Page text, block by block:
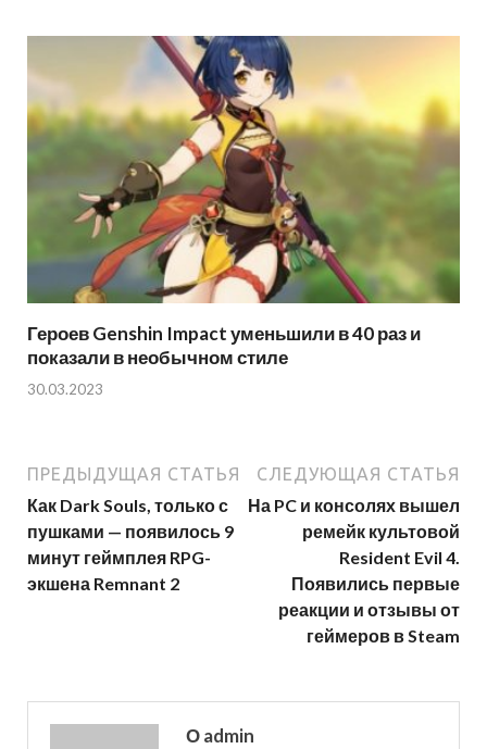
Героев Genshin Impact уменьшили в 40 раз и
показали в необычном стиле
30.03.2023
ПРЕДЫДУЩАЯ СТАТЬЯ
Как Dark Souls, только с
пушками — появилось 9
минут геймплея RPG-
экшена Remnant 2
СЛЕДУЮЩАЯ СТАТЬЯ
На PC и консолях вышел
ремейк культовой
Resident Evil 4.
Появились первые
реакции и отзывы от
геймеров в Steam
О admin